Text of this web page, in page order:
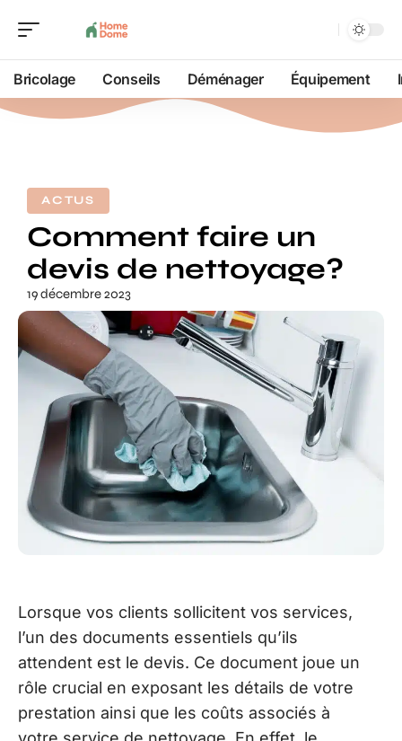
Bricolage Conseils Déménager Équipement
ACTUS
Comment faire un
devis de nettoyage?
19 décembre 2023
Lorsque vos clients sollicitent vos services,
l’un des documents essentiels qu’ils
attendent est le devis. Ce document joue un
rôle crucial en exposant les détails de votre
prestation ainsi que les coûts associés à